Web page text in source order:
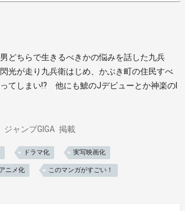
どちらで生きるべきかの悩みを話した九兵
光が走り九兵衛はじめ、かぶき町の住民すべ
てしまい!? 他にも鯱のJデビューとか神楽のI
ジャンプGIGA 掲載
ドラマ化 実写映画化
アニメ化 このマンガがすごい！